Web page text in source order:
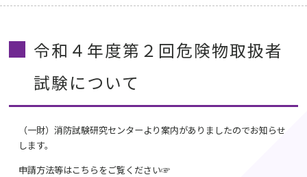
令和４年度第２回危険物取扱者
試験について
（一財）消防試験研究センターより案内がありましたのでお知らせ
します。
申請方法等はこちらをご覧ください☞